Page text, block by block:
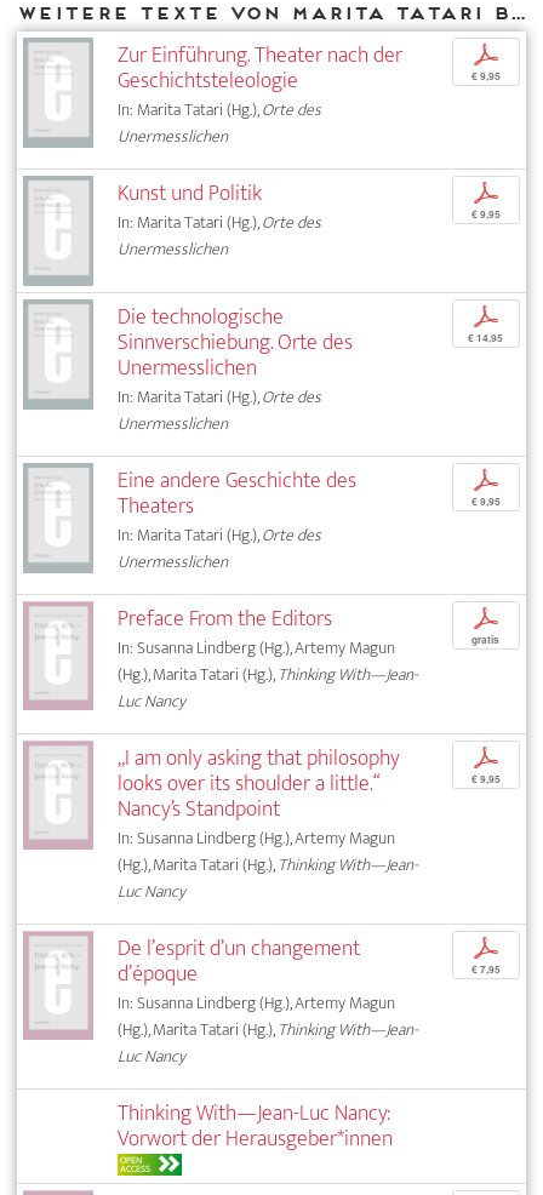
Weitere Texte von Marita Tatari bei DIAPHANES
Zur Einführung. Theater nach der
Geschichtsteleologie
In: Marita Tatari (Hg.),Orte des
Unermesslichen
p
€ 9,95
Kunst und Politik
In: Marita Tatari (Hg.),Orte des
Unermesslichen
p
€ 9,95
Die technologische
Sinnverschiebung. Orte des
Unermesslichen
In: Marita Tatari (Hg.),Orte des
Unermesslichen
p
€ 14,95
Eine andere Geschichte des
Theaters
In: Marita Tatari (Hg.),Orte des
Unermesslichen
p
€ 9,95
Preface From the Editors
In: Susanna Lindberg (Hg.), Artemy Magun
(Hg.), Marita Tatari (Hg.),Thinking With—Jean-
Luc Nancy
p
gratis
„I am only asking that philosophy
looks over its shoulder a little.“
Nancy’s Standpoint
In: Susanna Lindberg (Hg.), Artemy Magun
(Hg.), Marita Tatari (Hg.),Thinking With—Jean-
Luc Nancy
p
€ 9,95
De l’esprit d’un changement
d’époque
In: Susanna Lindberg (Hg.), Artemy Magun
(Hg.), Marita Tatari (Hg.),Thinking With—Jean-
Luc Nancy
p
€ 7,95
Thinking With—Jean-Luc Nancy:
Vorwort der Herausgeber*innen
OPEN
ACCESS